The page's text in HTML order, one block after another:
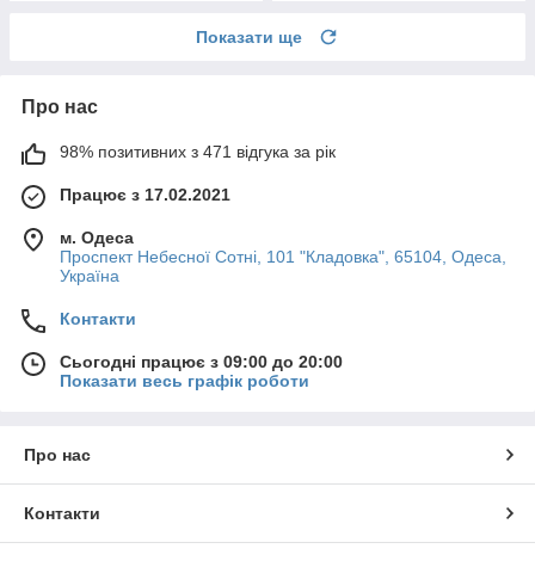
Показати ще
Про нас
98% позитивних з 471 відгука за рік
Працює з 17.02.2021
м. Одеса
Проспект Небесної Сотні, 101 "Кладовка", 65104, Одеса,
Україна
Контакти
Сьогодні працює з 09:00 до 20:00
Показати весь графік роботи
Про нас
Контакти